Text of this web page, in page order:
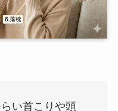
い首こりや頭